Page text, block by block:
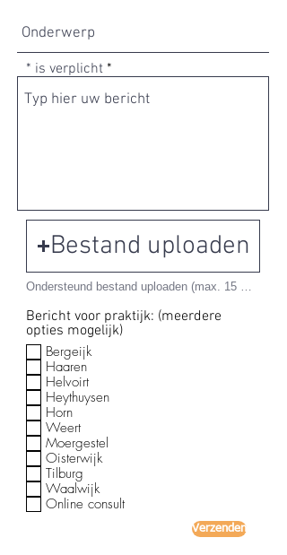
* is verplicht
Bestand uploaden
Ondersteund bestand uploaden (max. 15 MB)
Bericht voor praktijk: (meerdere
opties mogelijk)
Bergeijk
Haaren
Helvoirt
Heythuysen
Horn
Weert
Moergestel
Oisterwijk
Tilburg
Waalwijk
Online consult
Verzenden